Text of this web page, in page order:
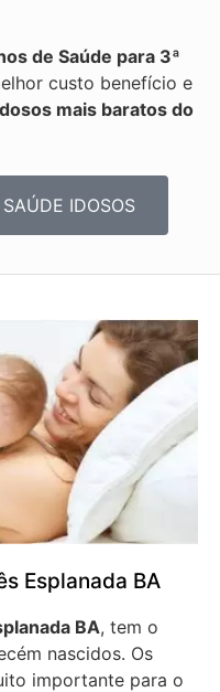
de Saúde para 3ª
custo benefício e
mais baratos do
IDOSOS
Esplanada BA
BA, tem o
nascidos. Os
importante para o